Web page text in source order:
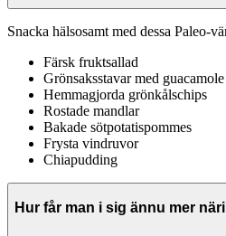
Snacka hälsosamt med dessa Paleo-
Färsk fruktsallad
Grönsaksstavar med guacamole
Hemmagjorda grönkålschips
Rostade mandlar
Bakade sötpotatispommes
Frysta vindruvor
Chiapudding
Hur får man i sig ännu mer